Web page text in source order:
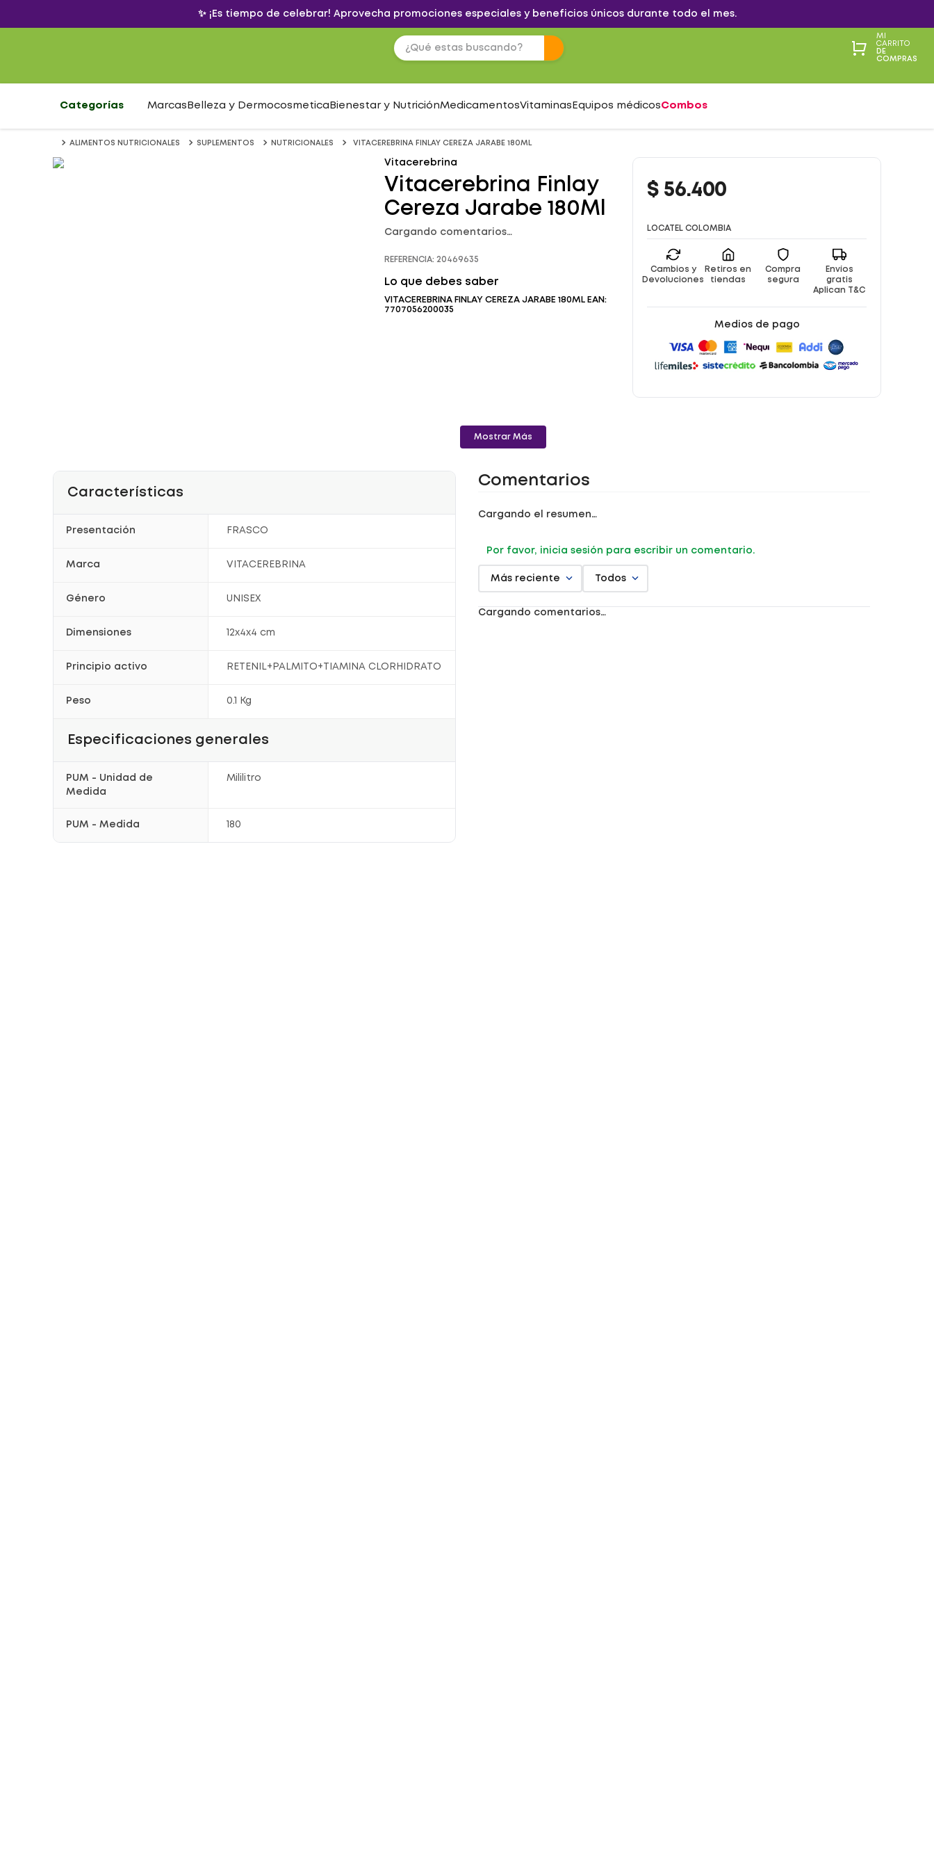
✨ ¡Es tiempo de celebrar! Aprovecha promociones especiales y beneficios únicos durante todo el mes.
MI
CARRITO
DE
COMPRAS
Categorías Marcas Belleza y Dermocosmetica Bienestar y NutriciónMedicamentosVitaminas Equipos médicosCombos
ALIMENTOS NUTRICIONALES SUPLEMENTOS NUTRICIONALES VITACEREBRINA FINLAY CEREZA JARABE 180ML
Vitacerebrina
Vitacerebrina Finlay
Cereza Jarabe 180Ml
Cargando comentarios…
REFERENCIA: 20469635
Lo que debes saber
VITACEREBRINA FINLAY CEREZA JARABE 180ML EAN:
7707056200035
Mostrar Más
$ 56.400
LOCATEL COLOMBIA
Cambios y
Devoluciones
Retiros en
tiendas
Compra
segura
Envíos
gratis
Aplican T&C
Medios de pago
Características
Presentación FRASCO
Marca VITACEREBRINA
Género UNISEX
Dimensiones 12x4x4 cm
Principio activo RETENIL+PALMITO+TIAMINA CLORHIDRATO
Peso 0.1 Kg
Especificaciones generales
PUM - Unidad de
Medida
Mililitro
PUM - Medida 180
Comentarios
Cargando el resumen…
Por favor, inicia sesión para escribir un comentario.
Más reciente Todos
Cargando comentarios…